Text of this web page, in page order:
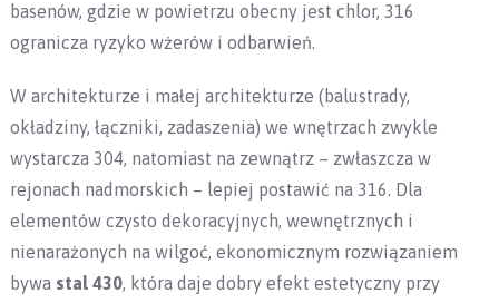
basenów, gdzie w powietrzu obecny jest chlor, 316
ogranicza ryzyko wżerów i odbarwień.
W architekturze i małej architekturze (balustrady,
okładziny, łączniki, zadaszenia) we wnętrzach zwykle
wystarcza 304, natomiast na zewnątrz – zwłaszcza w
rejonach nadmorskich – lepiej postawić na 316. Dla
elementów czysto dekoracyjnych, wewnętrznych i
nienarażonych na wilgoć, ekonomicznym rozwiązaniem
bywa stal 430, która daje dobry efekt estetyczny przy